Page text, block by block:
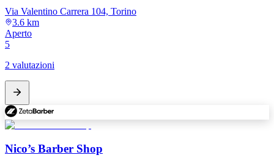
Via Valentino Carrera 104, Torino
3.6 km
Aperto
5
2 valutazioni
Nico’s Barber Shop